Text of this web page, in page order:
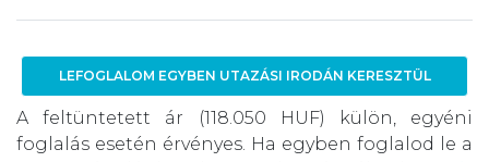
LEFOGLALOM EGYBEN UTAZÁSI IRODÁN KERESZTÜL
A feltüntetett ár (118.050 HUF) külön, egyéni
foglalás esetén érvényes. Ha egyben foglalod le a